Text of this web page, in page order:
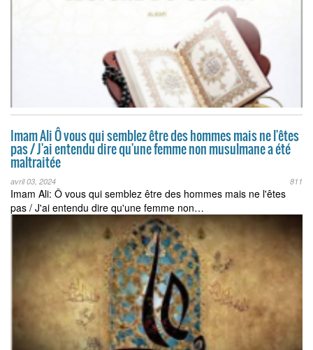
Imam Ali Ô vous qui semblez être des hommes mais ne l'êtes
pas / J'ai entendu dire qu'une femme non musulmane a été
maltraitée
avril 03, 2024 811
Imam Ali: Ô vous qui semblez être des hommes mais ne l'êtes
pas / J'ai entendu dire qu'une femme non…